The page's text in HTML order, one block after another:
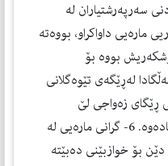
سەرپەرشتیاران لە
مارەیی داواكراو، بووەتە
بووە بۆ
لەڕێگەی تێوەگلانی
ڕێگای زەواجی لێ
داخستوون بەهەندێ خراپە و فەسادەوە. 6- گرانی مارەیی لە
بۆ خوازبێنی دەبێتە